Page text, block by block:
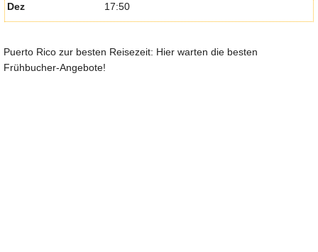
Dez 17:50
Puerto Rico zur besten Reisezeit: Hier warten die besten
Frühbucher-Angebote!